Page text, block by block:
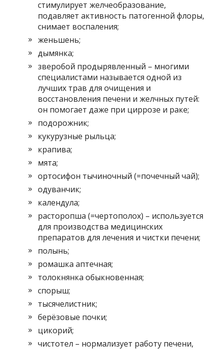
стимулирует желчеобразование,
подавляет активность патогенной флоры,
снимает воспаления;
женьшень;
дымянка;
зверобой продырявленный – многими
специалистами называется одной из
лучших трав для очищения и
восстановления печени и желчных путей:
он помогает даже при циррозе и раке;
подорожник;
кукурузные рыльца;
крапива;
мята;
ортосифон тычиночный (=почечный чай);
одуванчик;
календула;
расторопша (=чертополох) – используется
для производства медицинских
препаратов для лечения и чистки печени;
полынь;
ромашка аптечная;
толокнянка обыкновенная;
спорыш;
тысячелистник;
берёзовые почки;
цикорий;
чистотел – нормализует работу печени,